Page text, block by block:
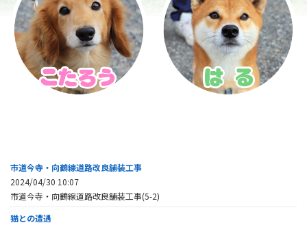
市道今寺・向鶴線道路改良舗装工事
2024/04/30 10:07
市道今寺・向鶴線道路改良舗装工事(5-2)
猫との遭遇